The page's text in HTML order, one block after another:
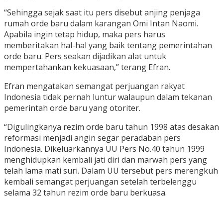
“Sehingga sejak saat itu pers disebut anjing penjaga
rumah orde baru dalam karangan Omi Intan Naomi.
Apabila ingin tetap hidup, maka pers harus
memberitakan hal-hal yang baik tentang pemerintahan
orde baru. Pers seakan dijadikan alat untuk
mempertahankan kekuasaan,” terang Efran.
Efran mengatakan semangat perjuangan rakyat
Indonesia tidak pernah luntur walaupun dalam tekanan
pemerintah orde baru yang otoriter.
“Digulingkanya rezim orde baru tahun 1998 atas desakan
reformasi menjadi angin segar peradaban pers
Indonesia. Dikeluarkannya UU Pers No.40 tahun 1999
menghidupkan kembali jati diri dan marwah pers yang
telah lama mati suri. Dalam UU tersebut pers merengkuh
kembali semangat perjuangan setelah terbelenggu
selama 32 tahun rezim orde baru berkuasa.